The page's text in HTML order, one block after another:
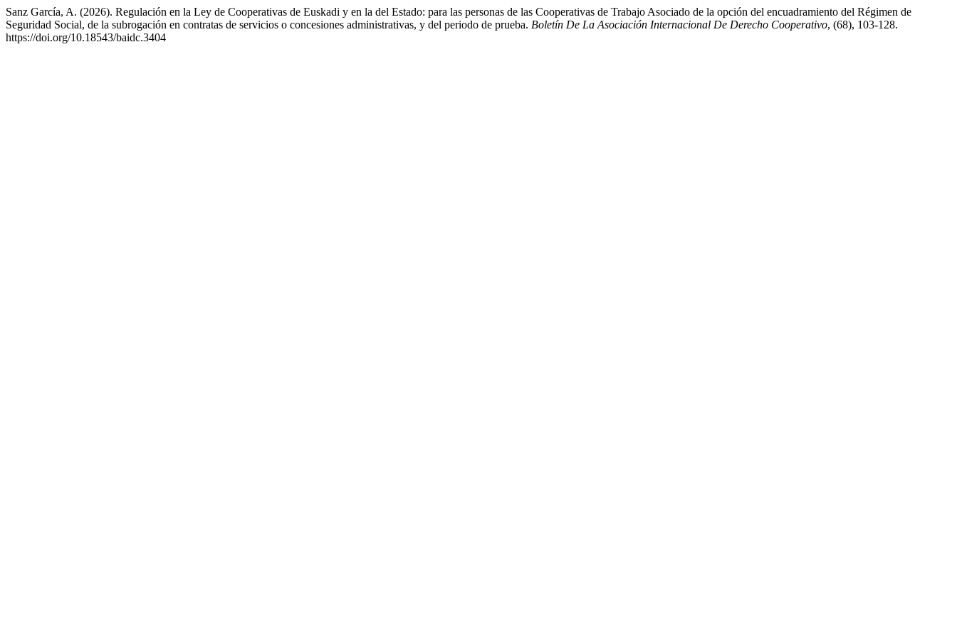
Sanz García, A. (2026). Regulación en la Ley de Cooperativas de Euskadi y en la del Estado: para las personas de las Cooperativas de Trabajo Asociado de la opción del encuadramiento del Régimen de
Seguridad Social, de la subrogación en contratas de servicios o concesiones administrativas, y del periodo de prueba. Boletín De La Asociación Internacional De Derecho Cooperativo, (68), 103-128.
https://doi.org/10.18543/baidc.3404